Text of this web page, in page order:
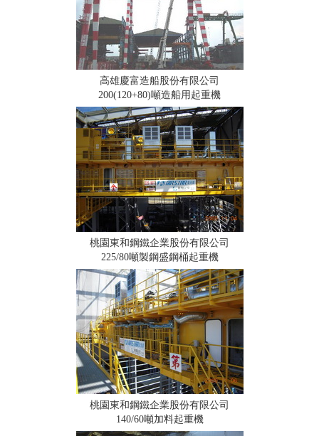
高雄慶富造船股份有限公司
200(120+80)噸造船用起重機
桃園東和鋼鐵企業股份有限公司
225/80噸製鋼盛鋼桶起重機
桃園東和鋼鐵企業股份有限公司
140/60噸加料起重機